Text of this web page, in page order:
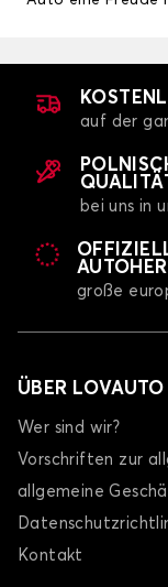
auf der
bei uns in
große
ÜBER LOVAUTO
Wer sind wir?
Vorschriften zur
allgemeine
Kontakt